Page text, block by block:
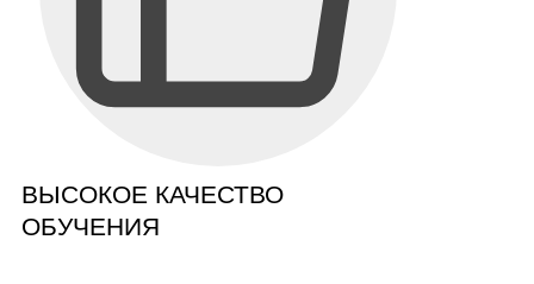
ВЫСОКОЕ КАЧЕСТВО
ОБУЧЕНИЯ